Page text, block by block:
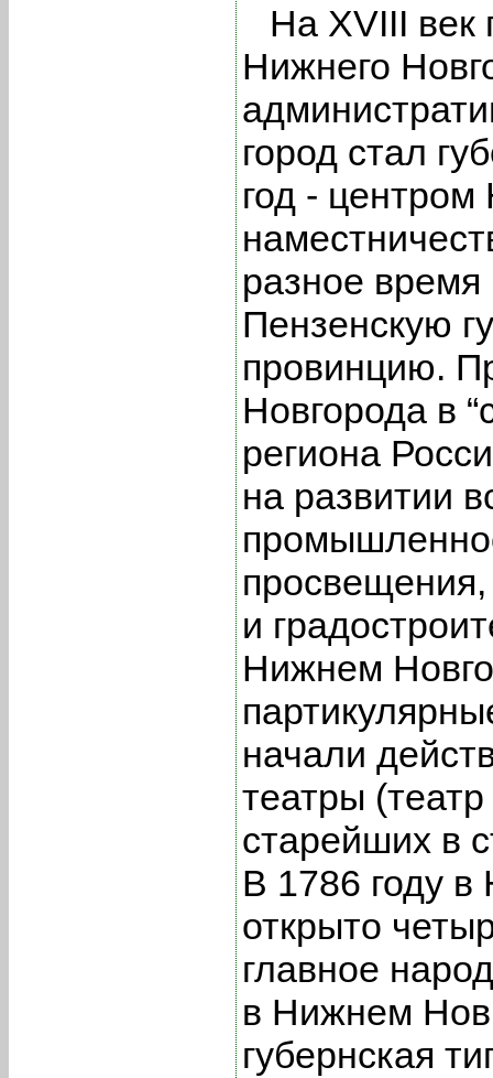
На XVIII век
Нижнего
город стал
год - центром
разное
Пензенскую
провинцию.
Новгорода в
региона
на развитии
и
Нижнем
начали
театры
старейших в
В 1786 году
открыто
главное
в Нижнем
губернская